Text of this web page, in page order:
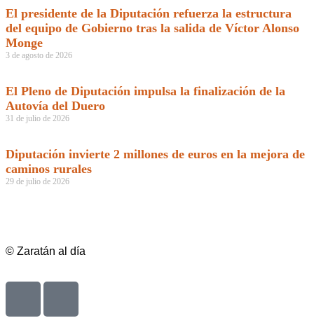
El presidente de la Diputación refuerza la estructura
del equipo de Gobierno tras la salida de Víctor Alonso
Monge
3 de agosto de 2026
El Pleno de Diputación impulsa la finalización de la
Autovía del Duero
31 de julio de 2026
Diputación invierte 2 millones de euros en la mejora de
caminos rurales
29 de julio de 2026
© Zaratán al día